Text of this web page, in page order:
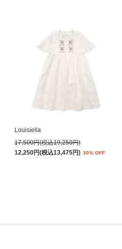
Louisiella
17,500円(税込19,250円)
12,250円(税込13,475円) 30% OFF